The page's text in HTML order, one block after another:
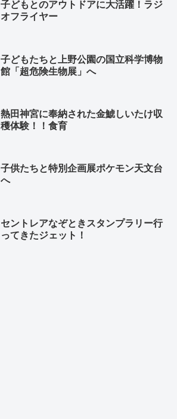
子どもとのアウトドアに大活躍！ラジ
オフライヤー
子どもたちと上野公園の国立科学博物
館「超危険生物展」へ
熱田神宮に奉納された金鯱しいたけ収
穫体験！！食育
子供たちと特別企画展ポケモン天文台
へ
セントレアなぞときスタンプラリー行
ってきたジェット！